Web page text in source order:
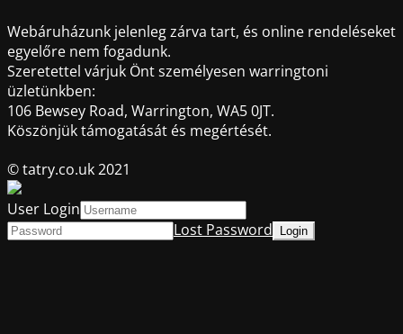
Webáruházunk jelenleg zárva tart, és online rendeléseket
egyelőre nem fogadunk.
Szeretettel várjuk Önt személyesen warringtoni
üzletünkben:
106 Bewsey Road, Warrington, WA5 0JT.
Köszönjük támogatását és megértését.
© tatry.co.uk 2021
User Login
Lost Password